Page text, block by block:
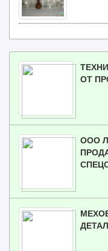
ОТ
ООО